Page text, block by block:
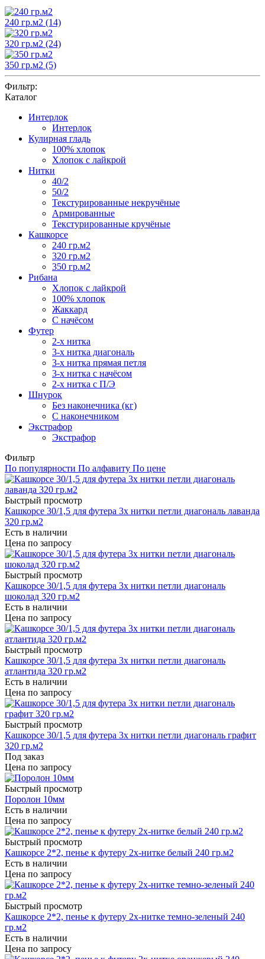
240 гр.м2 (14)
320 гр.м2 (24)
350 гр.м2 (5)
Фильтр:
Каталог
Интерлок
Интерлок
Кулирная гладь
100% хлопок
Хлопок с лайкрой
Нитки
40/2
50/2
Текстурированные некручёные
Армированные
Текстурированные кручёные
Кашкорсе
240 гр.м2
320 гр.м2
350 гр.м2
Рибана
Хлопок с лайкрой
100% хлопок
Жаккард
С начёсом
Футер
2-х нитка
3-х нитка диагональ
3-х нитка прямая петля
3-х нитка с начёсом
2-х нитка с П/Э
Шнурок
Без наконечника (кг)
С наконечником
Экстрафор
Экстрафор
Фильтр
По популярности По алфавиту По цене
Быстрый просмотр
Кашкорсе 30/1,5 для футера 3х нитки петли диагональ лаванда
320 гр.м2
Есть в наличии
Цена по запросу
Быстрый просмотр
Кашкорсе 30/1,5 для футера 3х нитки петли диагональ
шоколад 320 гр.м2
Есть в наличии
Цена по запросу
Быстрый просмотр
Кашкорсе 30/1,5 для футера 3х нитки петли диагональ
атлантида 320 гр.м2
Есть в наличии
Цена по запросу
Быстрый просмотр
Кашкорсе 30/1,5 для футера 3х нитки петли диагональ графит
320 гр.м2
Под заказ
Цена по запросу
Быстрый просмотр
Поролон 10мм
Есть в наличии
Цена по запросу
Быстрый просмотр
Кашкорсе 2*2, пенье к футеру 2х-нитке белый 240 гр.м2
Есть в наличии
Цена по запросу
Быстрый просмотр
Кашкорсе 2*2, пенье к футеру 2х-нитке темно-зеленый 240
гр.м2
Есть в наличии
Цена по запросу